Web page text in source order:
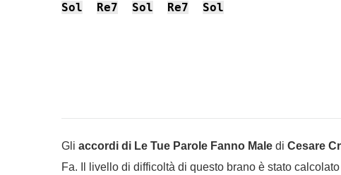
Sol
Re7 Sol Re7 Sol
Gli accordi di Le Tue Parole Fanno Male di Cesare
Fa. Il livello di difficoltà di questo brano è stato